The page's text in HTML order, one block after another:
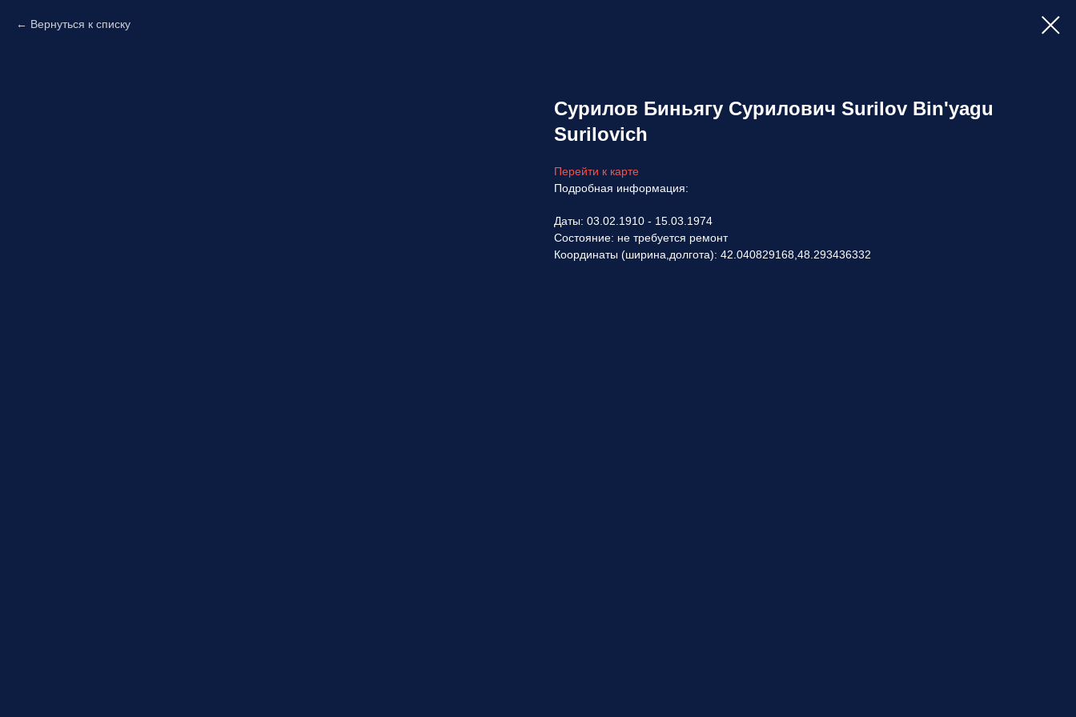
Вернуться к списку
Сурилов Биньягу Сурилович Surilov Bin'yagu
Surilovich
Перейти к карте
Подробная информация:
Даты: 03.02.1910 - 15.03.1974
Состояние: не требуется ремонт
Координаты (ширина,долгота): 42.040829168,48.293436332